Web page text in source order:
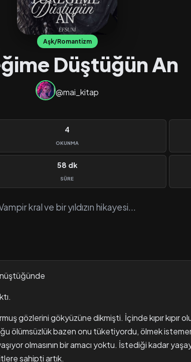
Aşk/Romantizm
Düştüğün An
@mai_kitap
4
OKUNMA
58 dk
SÜRE
kral ve bir yıldızın hikayesi...
gözlerini gökyüzüne dikmişti. İçinde kıpır kıpır
ölümsüzlük bazen onu tüketiyordu, ölmek
olmasının bir amacı yoktu. İstediği kadar
sahipti artık.